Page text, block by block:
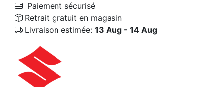
Paiement sécurisé
Retrait gratuit en magasin
Livraison estimée: 13 Aug - 14 Aug